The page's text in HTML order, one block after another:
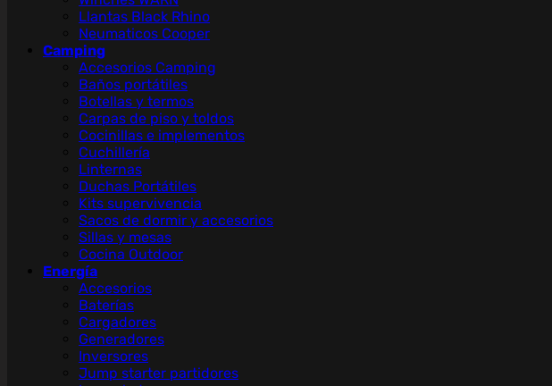
Llantas Black Rhino
Neumaticos Cooper
Camping
Accesorios Camping
Baños portátiles
Botellas y termos
Carpas de piso y toldos
Cocinillas e implementos
Cuchillería
Linternas
Duchas Portátiles
Kits supervivencia
Sacos de dormir y accesorios
Sillas y mesas
Cocina Outdoor
Energía
Accesorios
Baterías
Cargadores
Generadores
Inversores
Jump starter partidores